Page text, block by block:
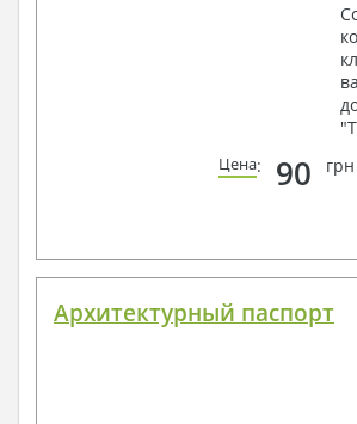
Цена: 90
Архитектурный паспорт